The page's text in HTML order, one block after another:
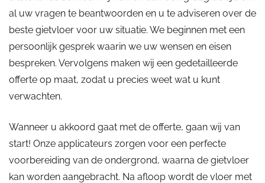
al uw vragen te beantwoorden en u te adviseren over de
beste gietvloer voor uw situatie. We beginnen met een
persoonlijk gesprek waarin we uw wensen en eisen
bespreken. Vervolgens maken wij een gedetailleerde
offerte op maat, zodat u precies weet wat u kunt
verwachten.
Wanneer u akkoord gaat met de offerte, gaan wij van
start! Onze applicateurs zorgen voor een perfecte
voorbereiding van de ondergrond, waarna de gietvloer
kan worden aangebracht. Na afloop wordt de vloer met